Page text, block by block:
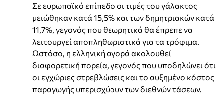
Σε ευρωπαϊκό επίπεδο οι τιμές του γάλακτος
μειώθηκαν κατά 15,5% και των δημητριακών κατά
11,7%, γεγονός που θεωρητικά θα έπρεπε να
λειτουργεί αποπληθωριστικά για τα τρόφιμα.
Ωστόσο, η ελληνική αγορά ακολουθεί
διαφορετική πορεία, γεγονός που υποδηλώνει ότι
οι εγχώριες στρεβλώσεις και το αυξημένο κόστος
παραγωγής υπερισχύουν των διεθνών τάσεων.